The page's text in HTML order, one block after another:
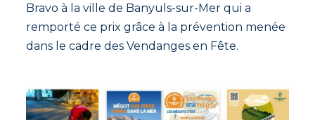
Bravo à la ville de Banyuls-sur-Mer qui a
remporté ce prix grâce à la prévention menée
dans le cadre des Vendanges en Fête.